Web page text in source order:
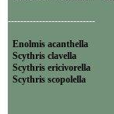
----------------------------
Enolmis acanthella
Scythris clavella
Scythris ericivorella
Scythris scopolella